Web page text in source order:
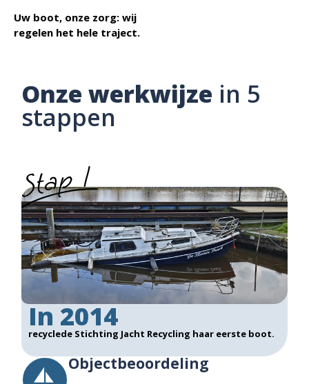
Uw boot, onze zorg: wij
regelen het hele traject.
Onze werkwijze in 5
stappen
In 2014
recyclede Stichting Jacht Recycling haar eerste boot.
Objectbeoordeling